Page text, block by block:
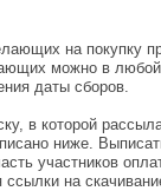
на покупку
можно в
даты сборов.
в которой
ниже.
участников
на